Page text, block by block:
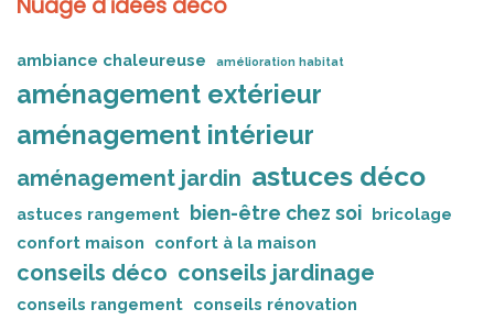
Nuage d'idées déco
ambiance chaleureuse amélioration habitat
aménagement extérieur
aménagement intérieur
aménagement jardin astuces déco
astuces rangement bien-être chez soi bricolage
confort maison
confort à la maison
conseils déco conseils jardinage
conseils rangement conseils rénovation